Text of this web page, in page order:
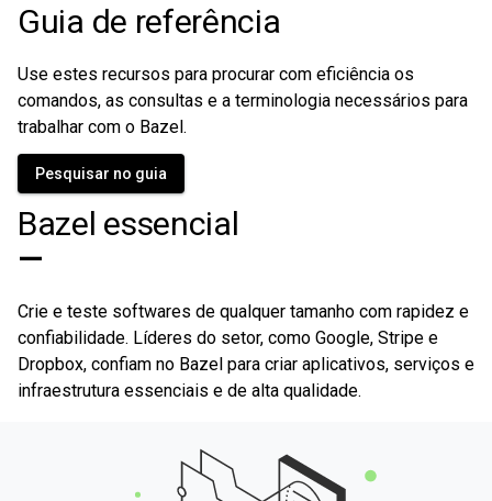
Guia de referência
Use estes recursos para procurar com eficiência os
comandos, as consultas e a terminologia necessários para
trabalhar com o Bazel.
Pesquisar no guia
Bazel essencial
—
Crie e teste softwares de qualquer tamanho com rapidez e
confiabilidade. Líderes do setor, como Google, Stripe e
Dropbox, confiam no Bazel para criar aplicativos, serviços e
infraestrutura essenciais e de alta qualidade.